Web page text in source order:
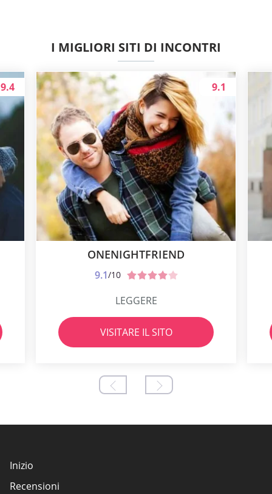
I MIGLIORI SITI DI INCONTRI
9.4
ONENIGHTFRIEND
9.1/10
9.1
LEGGERE
VISITARE IL SITO
Inizio
Recensioni